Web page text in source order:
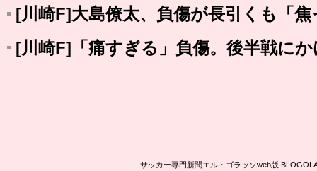
[川崎F]大島僚太、負傷が長引くも「
[川崎F]「痛すぎる」負傷。後半戦に
サッカー専門新聞エル・ゴラッソweb版